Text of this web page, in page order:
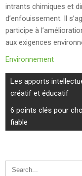
intrants chimiques et
d’enfouissement. Il
participe à
aux exigences
Environnement
Navigation
de
l’article
Les apports
créatif et éducatif
6 points clés pour
fiable